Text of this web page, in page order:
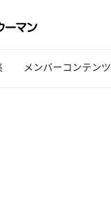
メンバーコンテンツ